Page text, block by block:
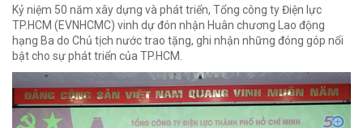
Kỷ niệm 50 năm xây dựng và phát triển, Tổng công ty Điện lực
TP.HCM (EVNHCMC) vinh dự đón nhận Huân chương Lao động
hạng Ba do Chủ tịch nước trao tặng, ghi nhận những đóng góp nổi
bật cho sự phát triển của TP.HCM.